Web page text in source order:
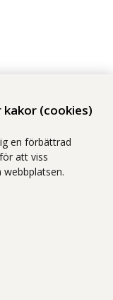
kakor (cookies)
en förbättrad
att viss
Yanan Li om inget